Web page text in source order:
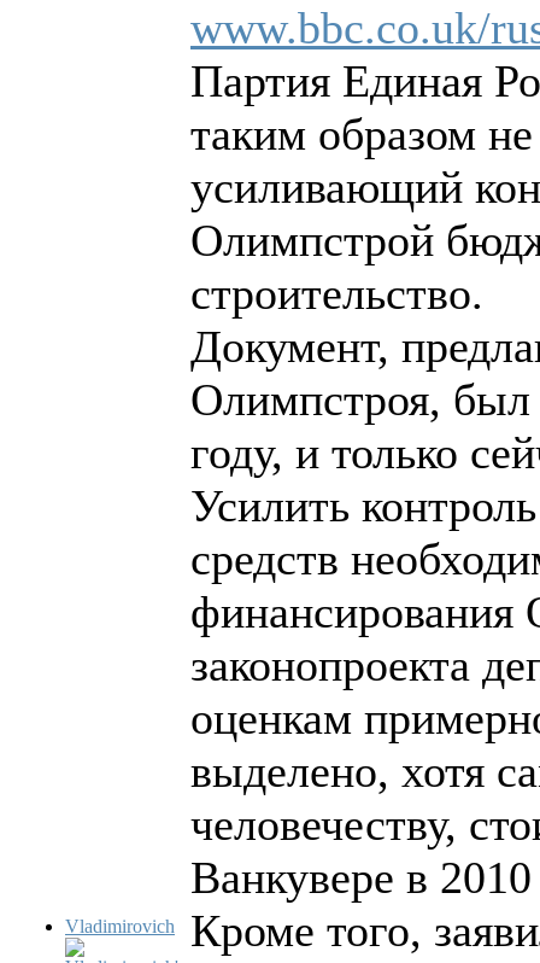
Vladimirovich
www.bbc.co.uk/
Партия Единая
таким образом
усиливающий
Олимпстрой
строительство.
Документ,
Олимпстроя,
году, и только
Усилить
средств
финансирования
законопроекта
оценкам
выделено, хотя
человечеству,
Ванкувере в
Кроме того,